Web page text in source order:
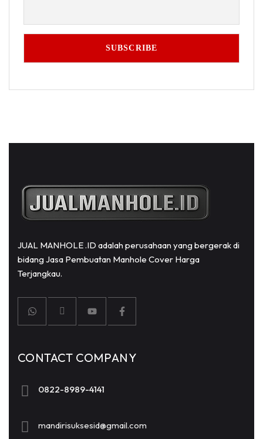
JUAL MANHOLE .ID adalah perusahaan yang bergerak di
bidang Jasa Pembuatan Manhole Cover Harga
Terjangkau.
CONTACT COMPANY
0822-8989-4141
mandirisuksesid@gmail.com